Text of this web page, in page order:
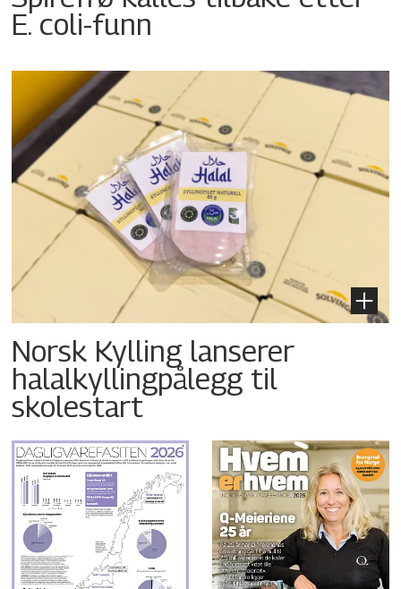
E. coli-funn
Norsk Kylling lanserer
halalkyllingpålegg til
skolestart